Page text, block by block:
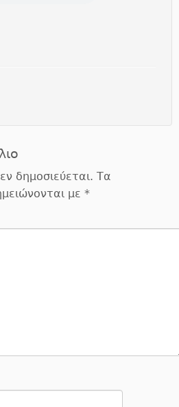
δημοσιεύεται. Τα
με *